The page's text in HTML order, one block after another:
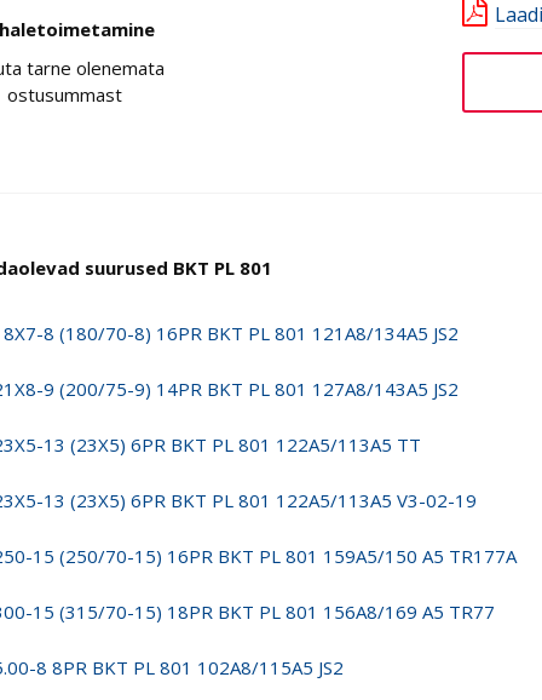
tarne olenemata
ostusummast
suurused BKT PL 801
8 (180/70-8) 16PR BKT PL 801 121A8/134A5 JS2
9 (200/75-9) 14PR BKT PL 801 127A8/143A5 JS2
13 (23X5) 6PR BKT PL 801 122A5/113A5 TT
13 (23X5) 6PR BKT PL 801 122A5/113A5 V3-02-19
15 (250/70-15) 16PR BKT PL 801 159A5/150 A5 TR177A
15 (315/70-15) 18PR BKT PL 801 156A8/169 A5 TR77
8 8PR BKT PL 801 102A8/115A5 JS2